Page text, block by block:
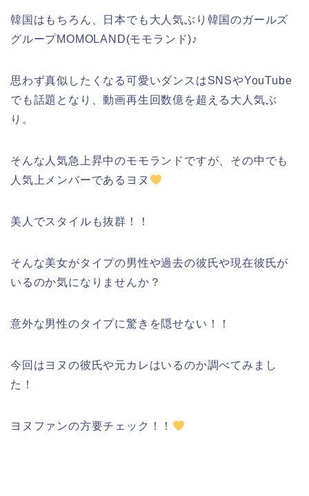
韓国はもちろん、日本でも大人気ぶり韓国のガールズ
グループMOMOLAND(モモランド)♪
思わず真似したくなる可愛いダンスはSNSやYouTube
でも話題となり、動画再生回数億を超える大人気ぶ
り。
そんな人気急上昇中のモモランドですが、その中でも
人気上メンバーであるヨヌ
美人でスタイルも抜群！！
そんな美女がタイプの男性や過去の彼氏や現在彼氏が
いるのか気になりませんか？
意外な男性のタイプに驚きを隠せない！！
今回はヨヌの彼氏や元カレはいるのか調べてみまし
た！
ヨヌファンの方要チェック！！